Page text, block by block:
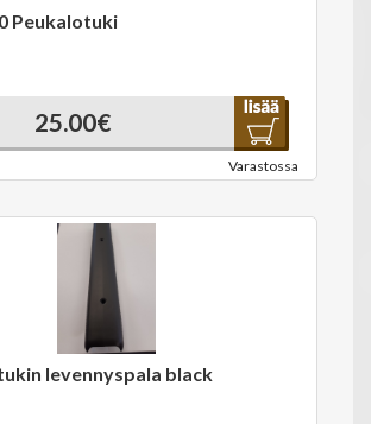
Peukalotuki
25.00€
Varastossa
levennyspala black